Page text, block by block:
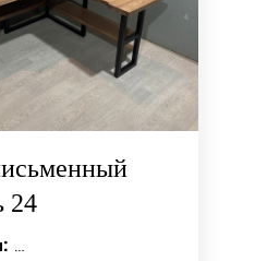
24